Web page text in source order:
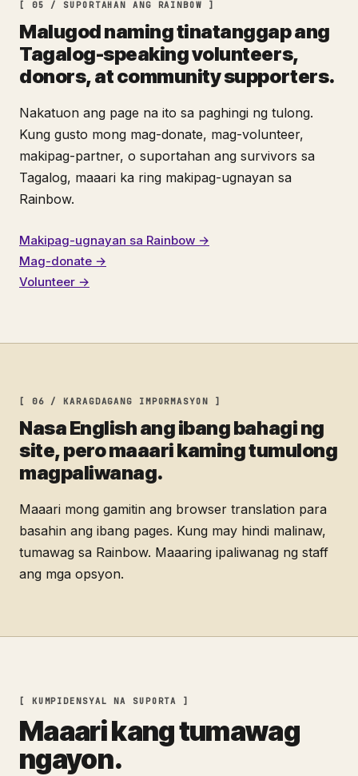
[ 05 / SUPORTAHAN ANG RAINBOW ]
Malugod naming tinatanggap ang
Tagalog-speaking volunteers,
donors, at community supporters.
Nakatuon ang page na ito sa paghingi ng tulong.
Kung gusto mong mag-donate, mag-volunteer,
makipag-partner, o suportahan ang survivors sa
Tagalog, maaari ka ring makipag-ugnayan sa
Rainbow.
Makipag-ugnayan sa Rainbow →
Mag-donate →
Volunteer →
[ 06 / KARAGDAGANG IMPORMASYON ]
Nasa English ang ibang bahagi ng
site, pero maaari kaming tumulong
magpaliwanag.
Maaari mong gamitin ang browser translation para
basahin ang ibang pages. Kung may hindi malinaw,
tumawag sa Rainbow. Maaaring ipaliwanag ng staff
ang mga opsyon.
[ KUMPIDENSYAL NA SUPORTA ]
Maaari kang tumawag
ngayon.